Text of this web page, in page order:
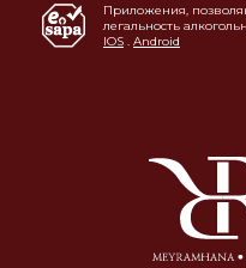
Приложения,
легальность
IOS . Android